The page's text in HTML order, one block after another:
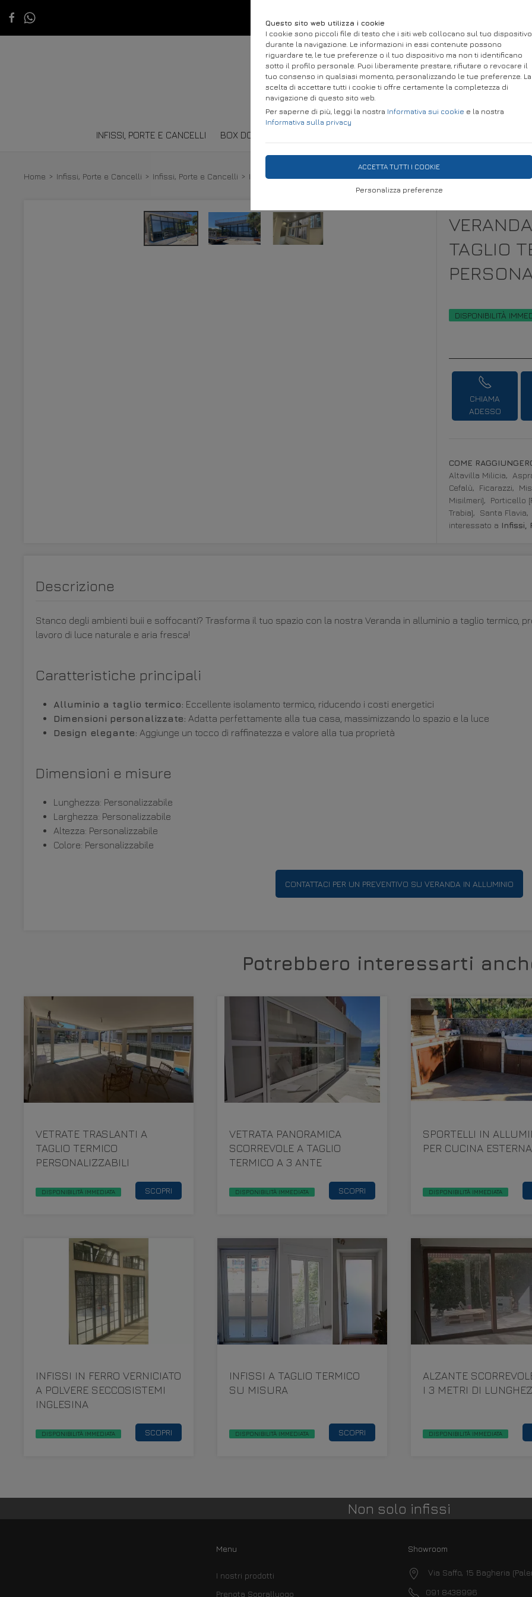
Questo sito web utilizza i cookie
I cookie sono piccoli file di testo che i siti web collocano sul tuo dispositivo
durante la navigazione. Le informazioni in essi contenute possono
riguardare te, le tue preferenze o il tuo dispositivo ma non ti identificano
sotto il profilo personale. Puoi liberamente prestare, rifiutare o revocare il
tuo consenso in qualsiasi momento, personalizzando le tue preferenze. La
scelta di accettare tutti i cookie ti offre certamente la completezza di
navigazione di questo sito web.
Per saperne di più, leggi la nostra Informativa sui cookie e la nostra
Informativa sulla privacy
ACCETTA TUTTI I COOKIE
Personalizza preferenze
INFISSI, PORTE E CANCELLI BOX DOCCIA
Home Infissi, Porte e Cancelli Infissi, Porte e Cancelli Infissi e Serramenti
TAGLIO
DISPONIBILITÀ
CHIAMA
ADESSO
COME
Altavilla Milicia,
Cefalù, Ficarazzi,
Misilmeri], Porticello
Trabia], Santa Flavia,
interessato a Infissi,
Descrizione
Stanco degli ambienti buii e soffocanti? Trasforma il tuo spazio con la nostra Veranda in alluminio a taglio termico,
lavoro di luce naturale e aria fresca!
Caratteristiche principali
Alluminio a taglio termico: Eccellente isolamento termico, riducendo i costi energetici
Dimensioni personalizzate: Adatta perfettamente alla tua casa, massimizzando lo spazio e la luce
Design elegante: Aggiunge un tocco di raffinatezza e valore alla tua proprietà
Dimensioni e misure
Lunghezza: Personalizzabile
Larghezza: Personalizzabile
Altezza: Personalizzabile
Colore: Personalizzabile
CONTATTACI PER UN PREVENTIVO SU VERANDA IN ALLUMINIO
Potrebbero interessarti
VETRATE TRASLANTI A
TAGLIO TERMICO
PERSONALIZZABILI
DISPONIBILITÀ IMMEDIATA SCOPRI
VETRATA PANORAMICA
SCORREVOLE A TAGLIO
TERMICO A 3 ANTE
DISPONIBILITÀ IMMEDIATA SCOPRI
SPORTELLI IN
PER CUCINA ESTERNA
DISPONIBILITÀ IMMEDIATA
INFISSI IN FERRO VERNICIATO
A POLVERE SECCOSISTEMI
INGLESINA
DISPONIBILITÀ IMMEDIATA SCOPRI
INFISSI A TAGLIO TERMICO
SU MISURA
DISPONIBILITÀ IMMEDIATA SCOPRI
ALZANTE
I 3 METRI DI
DISPONIBILITÀ IMMEDIATA
Non solo infissi
Menu
I nostri prodotti
Prenota Sopralluogo
Showroom
Via Saffo, 15 Bagheria
091 8438996